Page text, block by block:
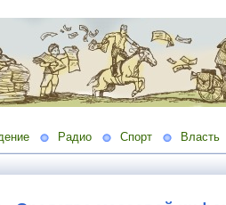
Радио Спорт Власть